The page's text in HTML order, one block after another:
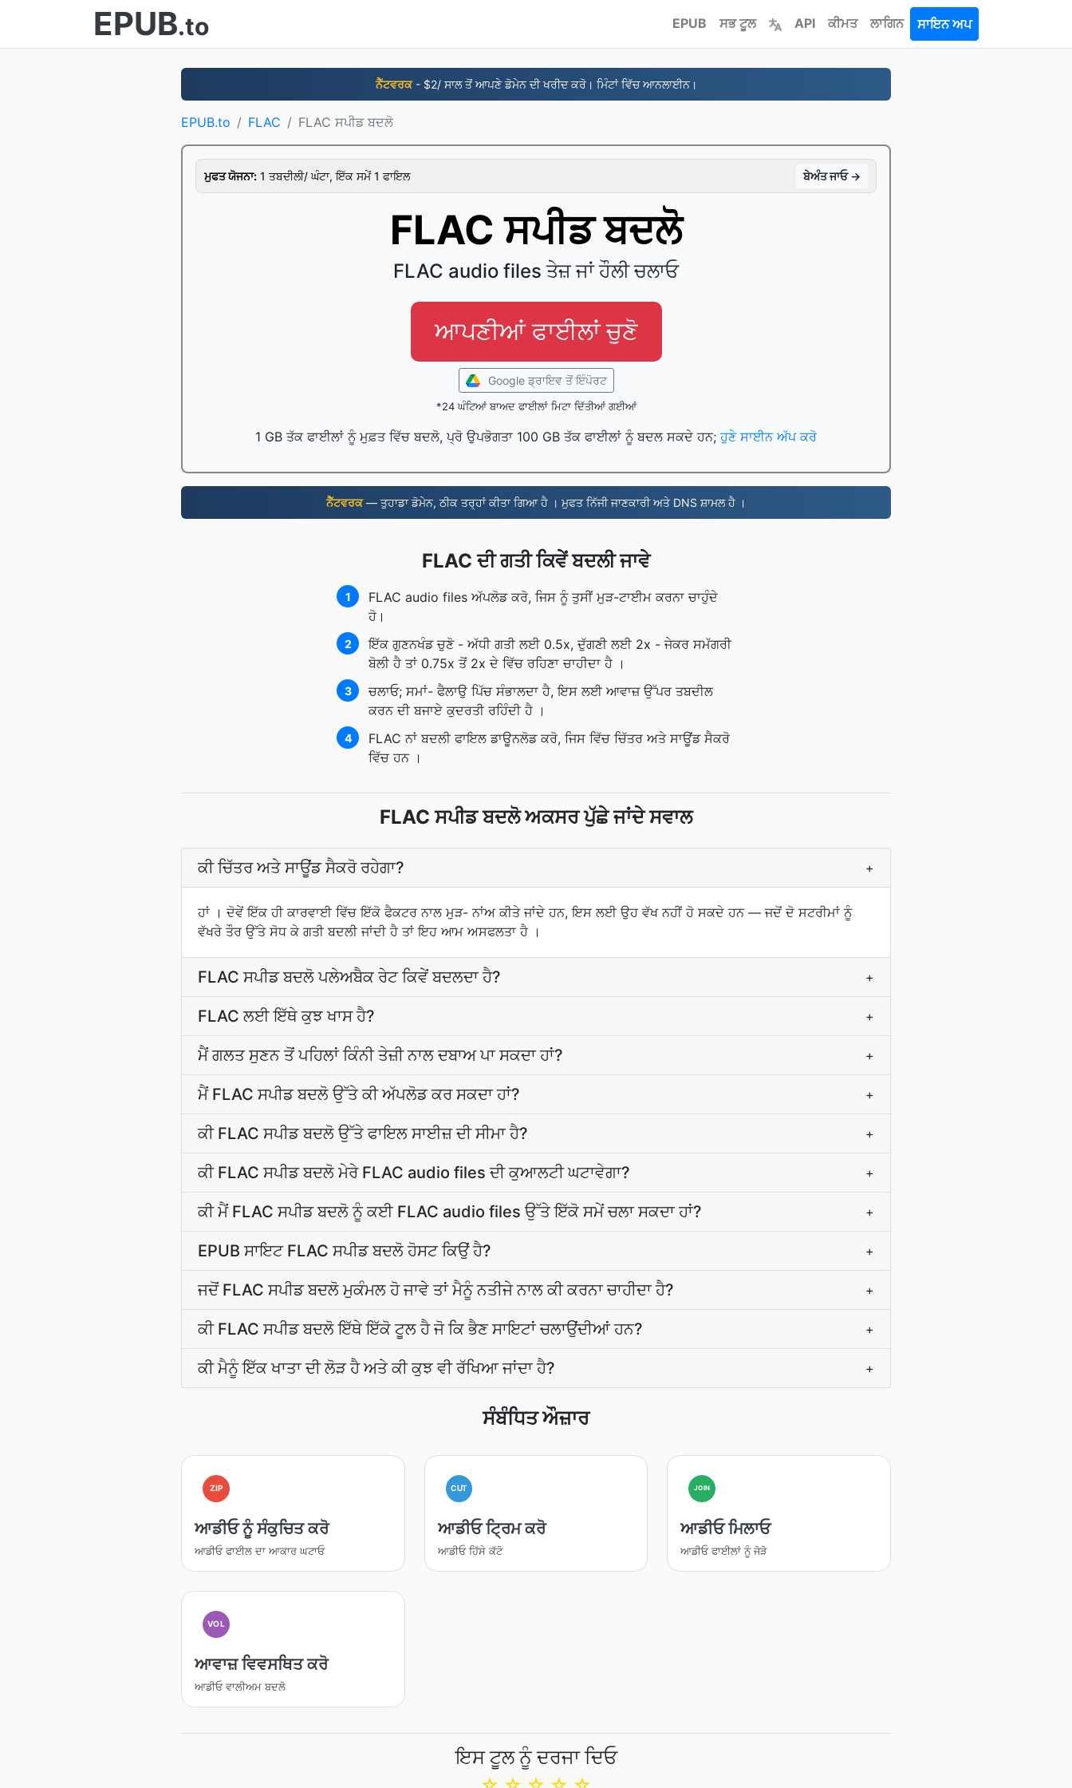
EPUB.to EPUB ਸਭ ਟੂਲ API ਕੀਮਤ ਲਾਗਿਨ ਸਾਇਨ ਅਪ
ਨੈੱਟਵਰਕ- $2/ ਸਾਲ ਤੋਂ ਆਪਣੇ ਡੋਮੇਨ ਦੀ ਖਰੀਦ ਕਰੋ। ਮਿੰਟਾਂ ਵਿੱਚ ਆਨਲਾਈਨ।
EPUB.to FLAC FLAC ਸਪੀਡ ਬਦਲੋ
ਮੁਫਤ ਯੋਜਨਾ: 1 ਤਬਦੀਲੀ/ ਘੰਟਾ, ਇੱਕ ਸਮੇਂ 1 ਫਾਇਲ ਬੇਅੰਤ ਜਾਓ →
FLAC ਸਪੀਡ ਬਦਲੋ
FLAC audio files ਤੇਜ਼ ਜਾਂ ਹੌਲੀ ਚਲਾਓ
ਆਪਣੀਆਂ ਫਾਈਲਾਂ ਚੁਣੋ
Google ਡ੍ਰਾਇਵ ਤੋਂ ਇੰਪੋਰਟ
*24 ਘੰਟਿਆਂ ਬਾਅਦ ਫਾਈਲਾਂ ਮਿਟਾ ਦਿੱਤੀਆਂ ਗਈਆਂ
1 GB ਤੱਕ ਫਾਈਲਾਂ ਨੂੰ ਮੁਫ਼ਤ ਵਿੱਚ ਬਦਲੋ, ਪ੍ਰੋ ਉਪਭੋਗਤਾ 100 GB ਤੱਕ ਫਾਈਲਾਂ ਨੂੰ ਬਦਲ ਸਕਦੇ ਹਨ;ਹੁਣੇ ਸਾਈਨ ਅੱਪ ਕਰੋ
ਨੈੱਟਵਰਕ— ਤੁਹਾਡਾ ਡੋਮੇਨ, ਠੀਕ ਤਰ੍ਹਾਂ ਕੀਤਾ ਗਿਆ ਹੈ । ਮੁਫਤ ਨਿੱਜੀ ਜਾਣਕਾਰੀ ਅਤੇ DNS ਸ਼ਾਮਲ ਹੈ ।
FLAC ਦੀ ਗਤੀ ਕਿਵੇਂ ਬਦਲੀ ਜਾਵੇ
1
FLAC audio files ਅੱਪਲੋਡ ਕਰੋ, ਜਿਸ ਨੂੰ ਤੁਸੀਂ ਮੁੜ-ਟਾਈਮ ਕਰਨਾ ਚਾਹੁੰਦੇ
ਹੋ।
2
ਇੱਕ ਗੁਣਨਖੰਡ ਚੁਣੋ - ਅੱਧੀ ਗਤੀ ਲਈ 0.5x, ਦੁੱਗਣੀ ਲਈ 2x - ਜੇਕਰ ਸਮੱਗਰੀ
ਬੋਲੀ ਹੈ ਤਾਂ 0.75x ਤੋਂ 2x ਦੇ ਵਿੱਚ ਰਹਿਣਾ ਚਾਹੀਦਾ ਹੈ ।
3
ਚਲਾਓ; ਸਮਾਂ- ਫੈਲਾਉ ਪਿੱਚ ਸੰਭਾਲਦਾ ਹੈ, ਇਸ ਲਈ ਆਵਾਜ਼ ਉੱਪਰ ਤਬਦੀਲ
ਕਰਨ ਦੀ ਬਜਾਏ ਕੁਦਰਤੀ ਰਹਿੰਦੀ ਹੈ ।
4
FLAC ਨਾਂ ਬਦਲੀ ਫਾਇਲ ਡਾਊਨਲੋਡ ਕਰੋ, ਜਿਸ ਵਿੱਚ ਚਿੱਤਰ ਅਤੇ ਸਾਊਂਡ ਸੈਕਰੋ
ਵਿੱਚ ਹਨ ।
FLAC ਸਪੀਡ ਬਦਲੋ ਅਕਸਰ ਪੁੱਛੇ ਜਾਂਦੇ ਸਵਾਲ
ਕੀ ਚਿੱਤਰ ਅਤੇ ਸਾਊਂਡ ਸੈਕਰੋ ਰਹੇਗਾ? +
ਹਾਂ । ਦੋਵੇਂ ਇੱਕ ਹੀ ਕਾਰਵਾਈ ਵਿੱਚ ਇੱਕੋ ਫੈਕਟਰ ਨਾਲ ਮੁੜ- ਨਾਂਅ ਕੀਤੇ ਜਾਂਦੇ ਹਨ, ਇਸ ਲਈ ਉਹ ਵੱਖ ਨਹੀਂ ਹੋ ਸਕਦੇ ਹਨ — ਜਦੋਂ ਦੋ ਸਟਰੀਮਾਂ ਨੂੰ
ਵੱਖਰੇ ਤੌਰ ਉੱਤੇ ਸੋਧ ਕੇ ਗਤੀ ਬਦਲੀ ਜਾਂਦੀ ਹੈ ਤਾਂ ਇਹ ਆਮ ਅਸਫਲਤਾ ਹੈ ।
FLAC ਸਪੀਡ ਬਦਲੋ ਪਲੇਅਬੈਕ ਰੇਟ ਕਿਵੇਂ ਬਦਲਦਾ ਹੈ? +
FLAC ਲਈ ਇੱਥੇ ਕੁਝ ਖਾਸ ਹੈ? +
ਮੈਂ ਗਲਤ ਸੁਣਨ ਤੋਂ ਪਹਿਲਾਂ ਕਿੰਨੀ ਤੇਜ਼ੀ ਨਾਲ ਦਬਾਅ ਪਾ ਸਕਦਾ ਹਾਂ? +
ਮੈਂ FLAC ਸਪੀਡ ਬਦਲੋ ਉੱਤੇ ਕੀ ਅੱਪਲੋਡ ਕਰ ਸਕਦਾ ਹਾਂ? +
ਕੀ FLAC ਸਪੀਡ ਬਦਲੋ ਉੱਤੇ ਫਾਇਲ ਸਾਈਜ਼ ਦੀ ਸੀਮਾ ਹੈ? +
ਕੀ FLAC ਸਪੀਡ ਬਦਲੋ ਮੇਰੇ FLAC audio files ਦੀ ਕੁਆਲਟੀ ਘਟਾਵੇਗਾ? +
ਕੀ ਮੈਂ FLAC ਸਪੀਡ ਬਦਲੋ ਨੂੰ ਕਈ FLAC audio files ਉੱਤੇ ਇੱਕੋ ਸਮੇਂ ਚਲਾ ਸਕਦਾ ਹਾਂ? +
EPUB ਸਾਇਟ FLAC ਸਪੀਡ ਬਦਲੋ ਹੋਸਟ ਕਿਉਂ ਹੈ? +
ਜਦੋਂ FLAC ਸਪੀਡ ਬਦਲੋ ਮੁਕੰਮਲ ਹੋ ਜਾਵੇ ਤਾਂ ਮੈਨੂੰ ਨਤੀਜੇ ਨਾਲ ਕੀ ਕਰਨਾ ਚਾਹੀਦਾ ਹੈ? +
ਕੀ FLAC ਸਪੀਡ ਬਦਲੋ ਇੱਥੇ ਇੱਕੋ ਟੂਲ ਹੈ ਜੋ ਕਿ ਭੈਣ ਸਾਇਟਾਂ ਚਲਾਉਂਦੀਆਂ ਹਨ? +
ਕੀ ਮੈਨੂੰ ਇੱਕ ਖਾਤਾ ਦੀ ਲੋੜ ਹੈ ਅਤੇ ਕੀ ਕੁਝ ਵੀ ਰੱਖਿਆ ਜਾਂਦਾ ਹੈ? +
ਸੰਬੰਧਿਤ ਔਜ਼ਾਰ
ZIP
ਆਡੀਓ ਨੂੰ ਸੰਕੁਚਿਤ ਕਰੋ
ਆਡੀਓ ਫਾਈਲ ਦਾ ਆਕਾਰ ਘਟਾਓ
CUT
ਆਡੀਓ ਟ੍ਰਿਮ ਕਰੋ
ਆਡੀਓ ਹਿੱਸੇ ਕੱਟੋ
JOIN
ਆਡੀਓ ਮਿਲਾਓ
ਆਡੀਓ ਫਾਈਲਾਂ ਨੂੰ ਜੋੜੋ
VOL
ਆਵਾਜ਼ ਵਿਵਸਥਿਤ ਕਰੋ
ਆਡੀਓ ਵਾਲੀਅਮ ਬਦਲੋ
ਇਸ ਟੂਲ ਨੂੰ ਦਰਜਾ ਦਿਓ